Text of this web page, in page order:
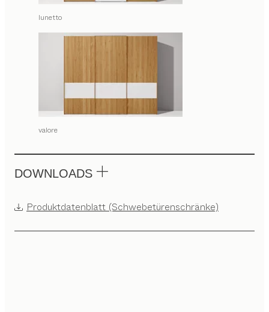
lunetto
valore
DOWNLOADS
Produktdatenblatt (Schwebetürenschränke)